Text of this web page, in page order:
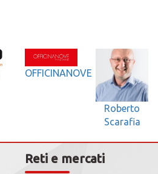
OFFICINANOVE
Roberto
Scarafia
Reti e mercati